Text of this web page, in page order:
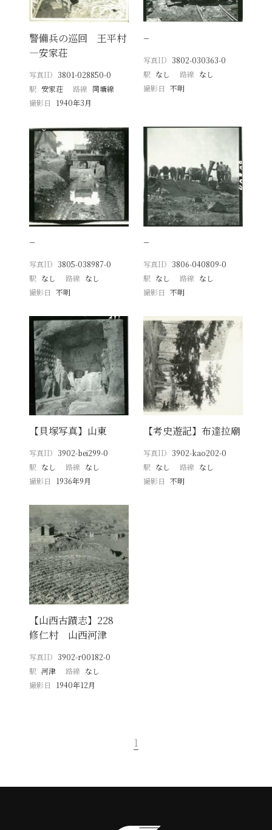
警備兵の巡回 王平村
―安家荘
写真ID 3801-028850-0
駅 安家荘 路線 同塘線
撮影日
1940年3月
−
写真ID 3802-030363-0
駅 なし 路線 なし
撮影日 不明
−
写真ID 3805-038987-0
駅 なし 路線 なし
撮影日
不明
−
写真ID 3806-040809-0
駅 なし 路線 なし
撮影日 不明
【貝塚写真】山東
写真ID 3902-bei299-0
駅 なし 路線 なし
撮影日
1936年9月
【考史遊記】布達拉廟
写真ID 3902-kao202-0
駅 なし 路線 なし
撮影日 不明
【山西古蹟志】228
修仁村 山西河津
写真ID 3902-r00182-0
駅 河津 路線 なし
撮影日
1940年12月
1